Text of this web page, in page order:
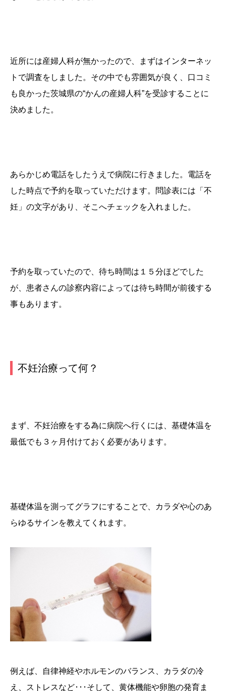
近所には産婦人科が無かったので、まずはインターネッ
トで調査をしました。その中でも雰囲気が良く、口コミ
も良かった茨城県の“かんの産婦人科”を受診することに
決めました。
あらかじめ電話をしたうえで病院に行きました。電話を
した時点で予約を取っていただけます。問診表には「不
妊」の文字があり、そこへチェックを入れました。
予約を取っていたので、待ち時間は１５分ほどでした
が、患者さんの診察内容によっては待ち時間が前後する
事もあります。
不妊治療って何？
まず、不妊治療をする為に病院へ行くには、 基礎体温を
最低でも３ヶ月付けておく必要があります。
基礎体温を測ってグラフにすることで、カラダや心のあ
らゆるサインを教えてくれます。
例えば、自律神経やホルモンのバランス、カラダの冷
え、ストレスなど･･･そして、黄体機能や卵胞の発育ま